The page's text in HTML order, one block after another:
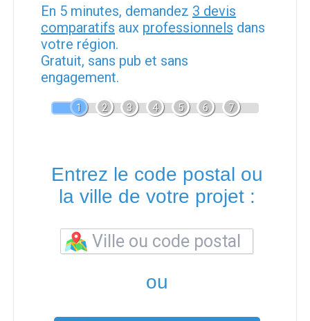
En 5 minutes, demandez 3 devis
comparatifs aux professionnels dans
votre région.
Gratuit, sans pub et sans
engagement.
1 2 3 4 5 6 7
Entrez le code postal ou
la ville de votre projet :
ou